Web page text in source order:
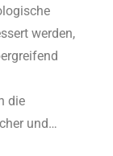
werden,
die
und…